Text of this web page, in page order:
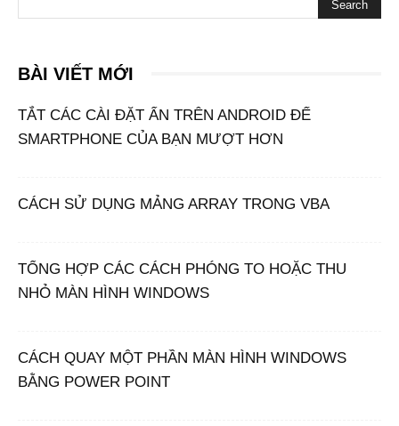
BÀI VIẾT MỚI
TẮT CÁC CÀI ĐẶT ẨN TRÊN ANDROID ĐỂ
SMARTPHONE CỦA BẠN MƯỢT HƠN
CÁCH SỬ DỤNG MẢNG ARRAY TRONG VBA
TỔNG HỢP CÁC CÁCH PHÓNG TO HOẶC THU
NHỎ MÀN HÌNH WINDOWS
CÁCH QUAY MỘT PHẦN MÀN HÌNH WINDOWS
BẰNG POWER POINT